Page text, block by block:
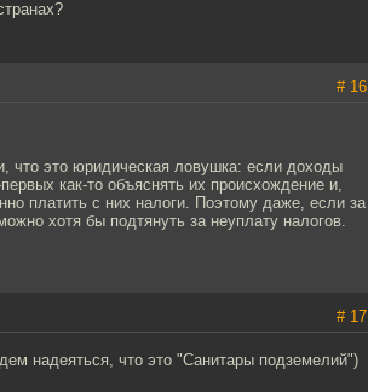
# 16
что это юридическая ловушка: если доходы
как-то объяснять их происхождение и,
платить с них налоги. Поэтому даже, если за
хотя бы подтянуть за неуплату налогов.
# 17
надеяться, что это "Санитары подземелий")